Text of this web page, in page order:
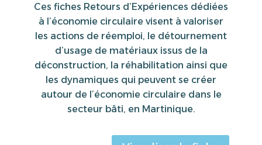
Ces fiches Retours d’Expériences dédiées
à l’économie circulaire visent à valoriser
les actions de réemploi, le détournement
d’usage de matériaux issus de la
déconstruction, la réhabilitation ainsi que
les dynamiques qui peuvent se créer
autour de l’économie circulaire dans le
secteur bâti, en Martinique.